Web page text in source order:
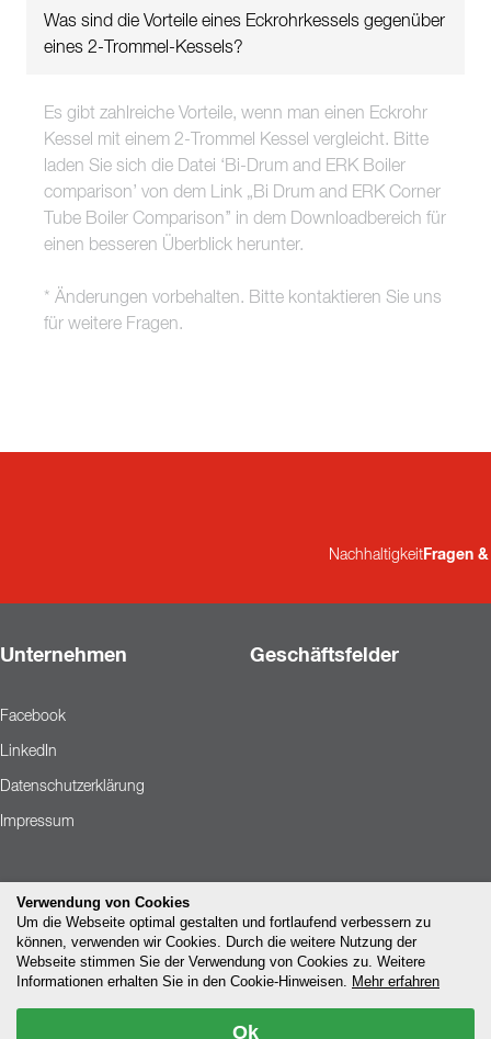
Was sind die Vorteile eines Eckrohrkessels gegenüber
eines 2-Trommel-Kessels?
Es gibt zahlreiche Vorteile, wenn man einen Eckrohr
Kessel mit einem 2-Trommel Kessel vergleicht. Bitte
laden Sie sich die Datei ‘Bi-Drum and ERK Boiler
comparison’ von dem Link „Bi Drum and ERK Corner
Tube Boiler Comparison’’ in dem Downloadbereich für
einen besseren Überblick herunter.
* Änderungen vorbehalten. Bitte kontaktieren Sie uns
für weitere Fragen.
NachhaltigkeitFragen
Unternehmen Geschäftsfelder
Facebook
LinkedIn
Datenschutzerklärung
Impressum
Verwendung von Cookies
Um die Webseite optimal gestalten und fortlaufend verbessern zu
können, verwenden wir Cookies. Durch die weitere Nutzung der
Webseite stimmen Sie der Verwendung von Cookies zu. Weitere
Informationen erhalten Sie in den Cookie-Hinweisen. Mehr erfahren
Ok